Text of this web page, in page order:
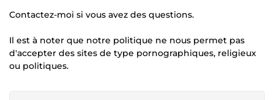
Contactez-moi si vous avez des questions.
Il est à noter que notre politique ne nous permet pas
d'accepter des sites de type pornographiques, religieux
ou politiques.